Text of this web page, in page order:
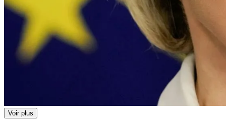
Voir plus